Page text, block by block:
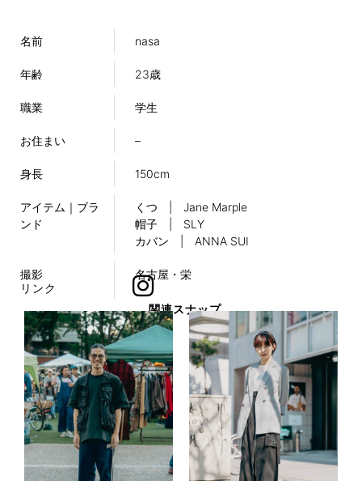
名前 nasa
年齢 23歳
職業 学生
お住まい –
身長 150cm
アイテム｜ブラ
ンド
くつ | Jane Marple
帽子 | SLY
カバン | ANNA SUI
撮影
名古屋・栄
リンク
関連スナップ